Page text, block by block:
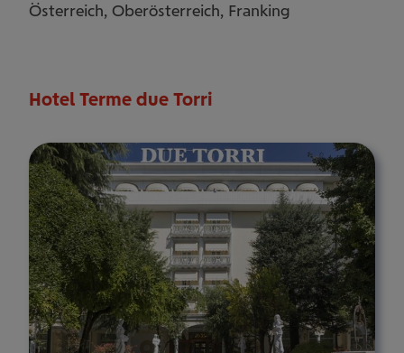
Österreich, Oberösterreich, Franking
Hotel Terme due Torri